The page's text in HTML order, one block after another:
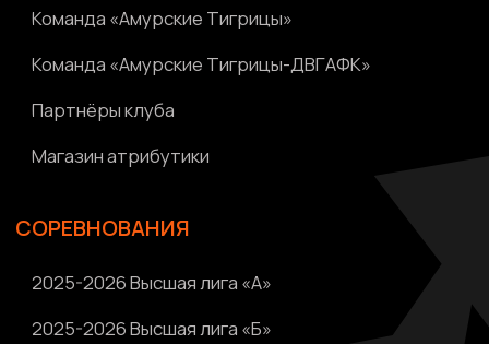
Ⓒ 2023-2025 АНО «ВК «Амурские тигрицы»
Политика конфиденциальности
Россия, г. Хабаровск, Амурский бульвар 1а, УКСК